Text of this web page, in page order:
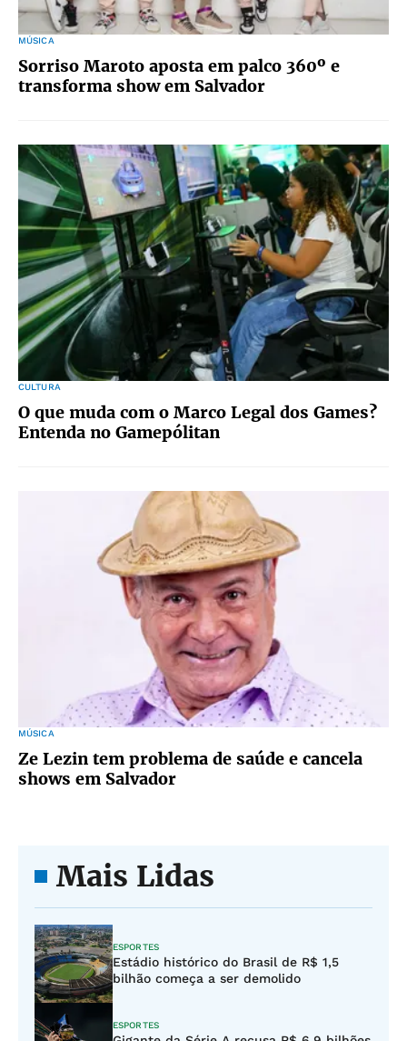
MÚSICA
Sorriso Maroto aposta em palco 360º e
transforma show em Salvador
CULTURA
O que muda com o Marco Legal dos Games?
Entenda no Gamepólitan
MÚSICA
Ze Lezin tem problema de saúde e cancela
shows em Salvador
Mais Lidas
ESPORTES
Estádio histórico do Brasil de R$ 1,5
bilhão começa a ser demolido
ESPORTES